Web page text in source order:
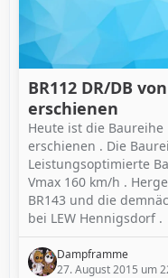
BR112 DR/DB
erschienen
Heute ist die Baureihe
erschienen . Die
Leistungsoptimierte
Vmax 160 km/h .
BR143 und die
bei LEW Hennigsdorf .
Dampframme
27. August 2015 um